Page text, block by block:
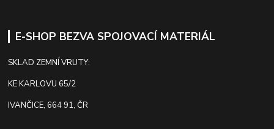
E-SHOP BEZVA SPOJOVACÍ MATERIÁL
SKLAD ZEMNÍ VRUTY:
KE KARLOVU 65/2
IVANČICE, 664 91, ČR